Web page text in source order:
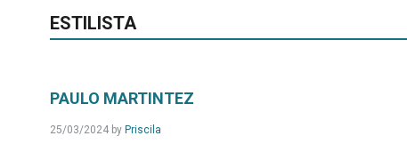
ESTILISTA
PAULO MARTINTEZ
25/03/2024 by Priscila